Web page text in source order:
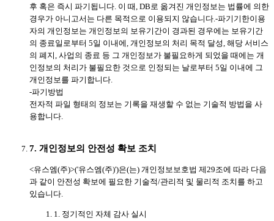
후 혹은 즉시 파기됩니다. 이 때, DB로 옮겨진 개인정보는 법률에 의한
경우가 아니고서는 다른 목적으로 이용되지 않습니다.-파기기한이용
자의 개인정보는 개인정보의 보유기간이 경과된 경우에는 보유기간
의 종료일로부터 5일 이내에, 개인정보의 처리 목적 달성, 해당 서비스
의 폐지, 사업의 종료 등 그 개인정보가 불필요하게 되었을 때에는 개
인정보의 처리가 불필요한 것으로 인정되는 날로부터 5일 이내에 그
개인정보를 파기합니다.
-파기방법
전자적 파일 형태의 정보는 기록을 재생할 수 없는 기술적 방법을 사
용합니다.
7. 개인정보의 안전성 확보 조치
<유스엠(주)>('유스엠(주)')은(는) 개인정보보호법 제29조에 따라 다음
과 같이 안전성 확보에 필요한 기술적/관리적 및 물리적 조치를 하고
있습니다.
1. 정기적인 자체 감사 실시